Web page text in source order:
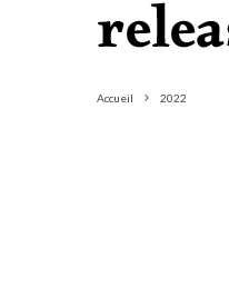
Accueil 2022